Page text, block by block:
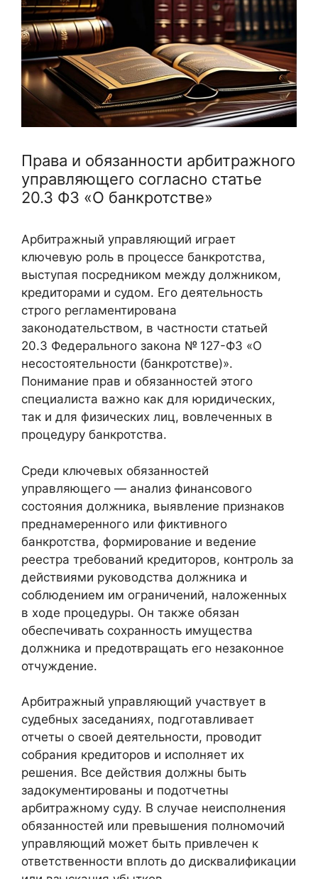
Права и обязанности арбитражного
управляющего согласно статье
20.3 ФЗ «О банкротстве»
Арбитражный управляющий играет
ключевую роль в процессе банкротства,
выступая посредником между должником,
кредиторами и судом. Его деятельность
строго регламентирована
законодательством, в частности статьей
20.3 Федерального закона № 127-ФЗ «О
несостоятельности (банкротстве)».
Понимание прав и обязанностей этого
специалиста важно как для юридических,
так и для физических лиц, вовлеченных в
процедуру банкротства.
Среди ключевых обязанностей
управляющего — анализ финансового
состояния должника, выявление признаков
преднамеренного или фиктивного
банкротства, формирование и ведение
реестра требований кредиторов, контроль за
действиями руководства должника и
соблюдением им ограничений, наложенных
в ходе процедуры. Он также обязан
обеспечивать сохранность имущества
должника и предотвращать его незаконное
отчуждение.
Арбитражный управляющий участвует в
судебных заседаниях, подготавливает
отчеты о своей деятельности, проводит
собрания кредиторов и исполняет их
решения. Все действия должны быть
задокументированы и подотчетны
арбитражному суду. В случае неисполнения
обязанностей или превышения полномочий
управляющий может быть привлечен к
ответственности вплоть до дисквалификации